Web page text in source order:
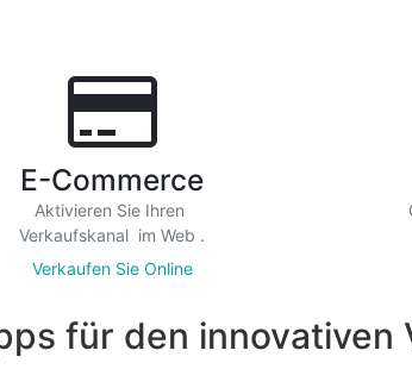
E-Commerce
Aktivieren Sie Ihren
Verkaufskanal im Web .
Verkaufen Sie Online